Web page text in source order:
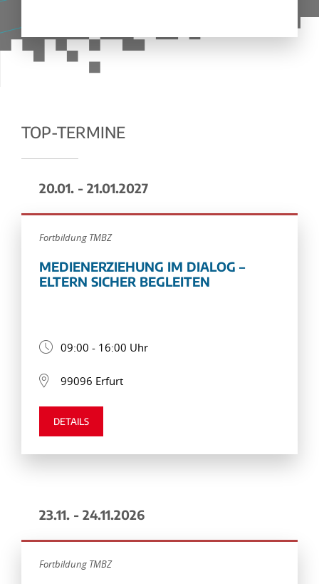
TOP-TERMINE
20.01. - 21.01.2027
Fortbildung TMBZ
MEDIENERZIEHUNG IM DIALOG –
ELTERN SICHER BEGLEITEN
09:00 - 16:00 Uhr
99096 Erfurt
DETAILS
23.11. - 24.11.2026
Fortbildung TMBZ